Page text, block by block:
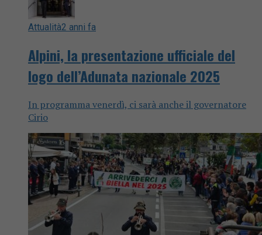
Attualità2 anni fa
Alpini, la presentazione ufficiale del
logo dell’Adunata nazionale 2025
In programma venerdì, ci sarà anche il governatore
Cirio